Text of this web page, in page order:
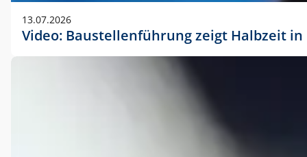
13.07.2026
Video: Baustellenführung zeigt Halbzeit